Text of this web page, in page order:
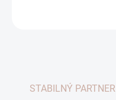
STABILNÝ PARTNER